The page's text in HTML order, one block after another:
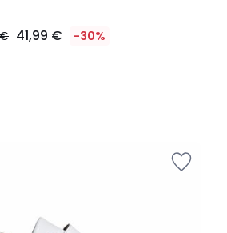
41,99 € -30%